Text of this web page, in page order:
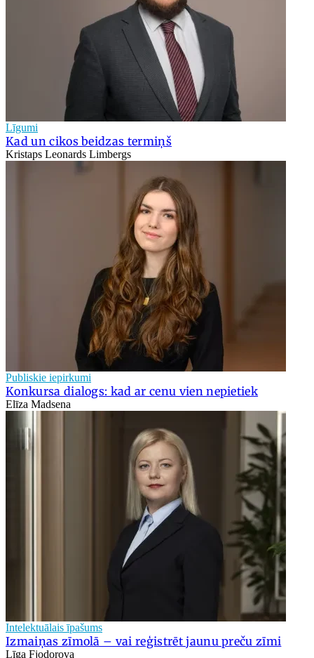
Līgumi
Kad un cikos beidzas termiņš
Kristaps Leonards Limbergs
Publiskie iepirkumi
Konkursa dialogs: kad ar cenu vien nepietiek
Elīza Madsena
Intelektuālais īpašums
Izmaiņas zīmolā – vai reģistrēt jaunu preču zīmi
Līga Fjodorova